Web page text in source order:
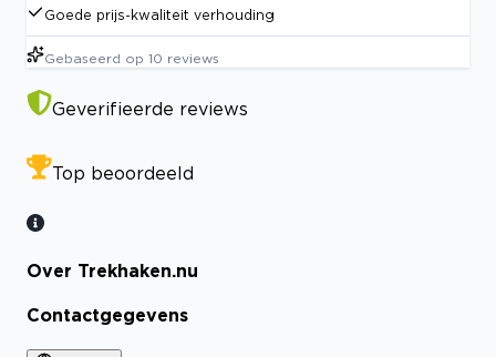
Goede prijs-kwaliteit verhouding
Gebaseerd op 10 reviews
Geverifieerde reviews
Top beoordeeld
Over Trekhaken.nu
Contactgegevens